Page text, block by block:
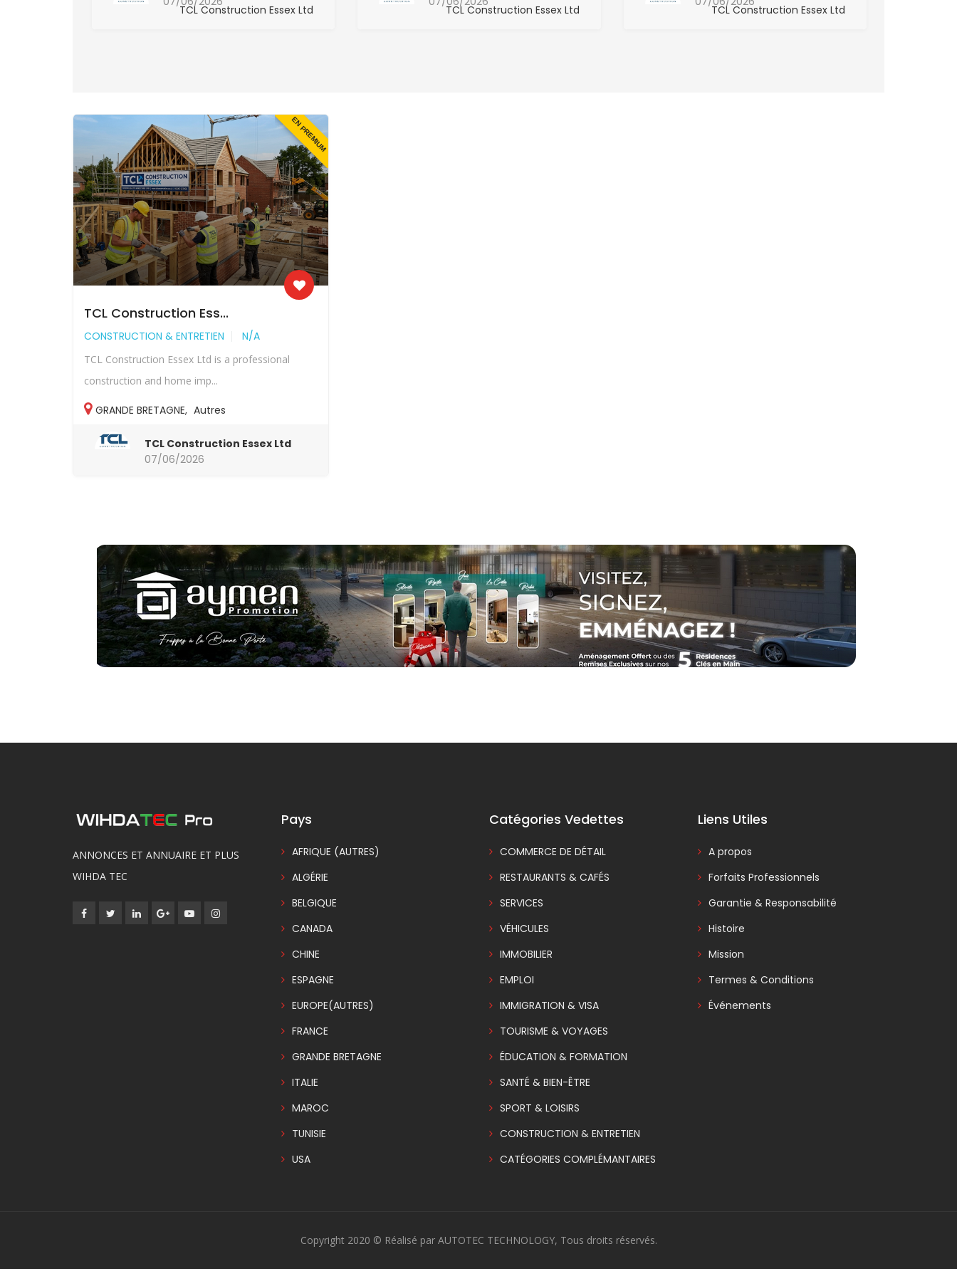
TCL Construction Essex Ltd TCL Construction Essex Ltd TCL Construction Essex Ltd
EN PREMIUM
TCL Construction Ess...
CONSTRUCTION & ENTRETIEN N/A
TCL Construction Essex Ltd is a professional
construction and home imp...
GRANDE BRETAGNE, Autres
TCL Construction Essex Ltd
07/06/2026
ANNONCES ET ANNUAIRE ET PLUS
WIHDA TEC
Pays
AFRIQUE (AUTRES)
ALGÉRIE
BELGIQUE
CANADA
CHINE
ESPAGNE
EUROPE(AUTRES)
FRANCE
GRANDE BRETAGNE
ITALIE
MAROC
TUNISIE
USA
Catégories Vedettes
COMMERCE DE DÉTAIL
RESTAURANTS & CAFÉS
SERVICES
VÉHICULES
IMMOBILIER
EMPLOI
IMMIGRATION & VISA
TOURISME & VOYAGES
ÉDUCATION & FORMATION
SANTÉ & BIEN-ÊTRE
SPORT & LOISIRS
CONSTRUCTION & ENTRETIEN
CATÉGORIES COMPLÉMANTAIRES
Liens Utiles
A propos
Forfaits Professionnels
Garantie & Responsabilité
Histoire
Mission
Termes & Conditions
Événements
Copyright 2020 © Réalisé par AUTOTEC TECHNOLOGY, Tous droits réservés.